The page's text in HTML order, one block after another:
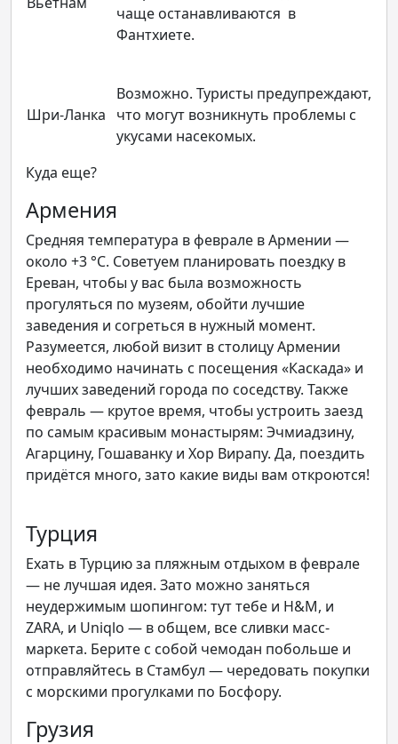
чаще останавливаются в
Фантхиете.
Шри-Ланка
Возможно. Туристы предупреждают,
что могут возникнуть проблемы с
укусами насекомых.
Куда еще?
Армения
Средняя температура в феврале в Армении —
около +3 °C. Советуем планировать поездку в
Ереван, чтобы у вас была возможность
прогуляться по музеям, обойти лучшие
заведения и согреться в нужный момент.
Разумеется, любой визит в столицу Армении
необходимо начинать с посещения «Каскада» и
лучших заведений города по соседству. Также
февраль — крутое время, чтобы устроить заезд
по самым красивым монастырям: Эчмиадзину,
Агарцину, Гошаванку и Хор Вирапу. Да, поездить
придётся много, зато какие виды вам откроются!
Турция
Ехать в Турцию за пляжным отдыхом в феврале
— не лучшая идея. Зато можно заняться
неудержимым шопингом: тут тебе и H&M, и
ZARA, и Uniqlo — в общем, все сливки масс-
маркета. Берите с собой чемодан побольше и
отправляйтесь в Стамбул — чередовать покупки
с морскими прогулками по Босфору.
Грузия